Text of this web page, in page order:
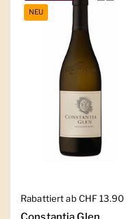
Regulärer Preis
Rabattiert ab CHF 13.90
NEU